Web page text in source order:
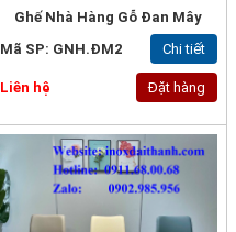
Ghế Nhà Hàng Gỗ Đan Mây
Mã SP: GNH.ĐM2
Chi tiết
Liên hệ Đặt hàng